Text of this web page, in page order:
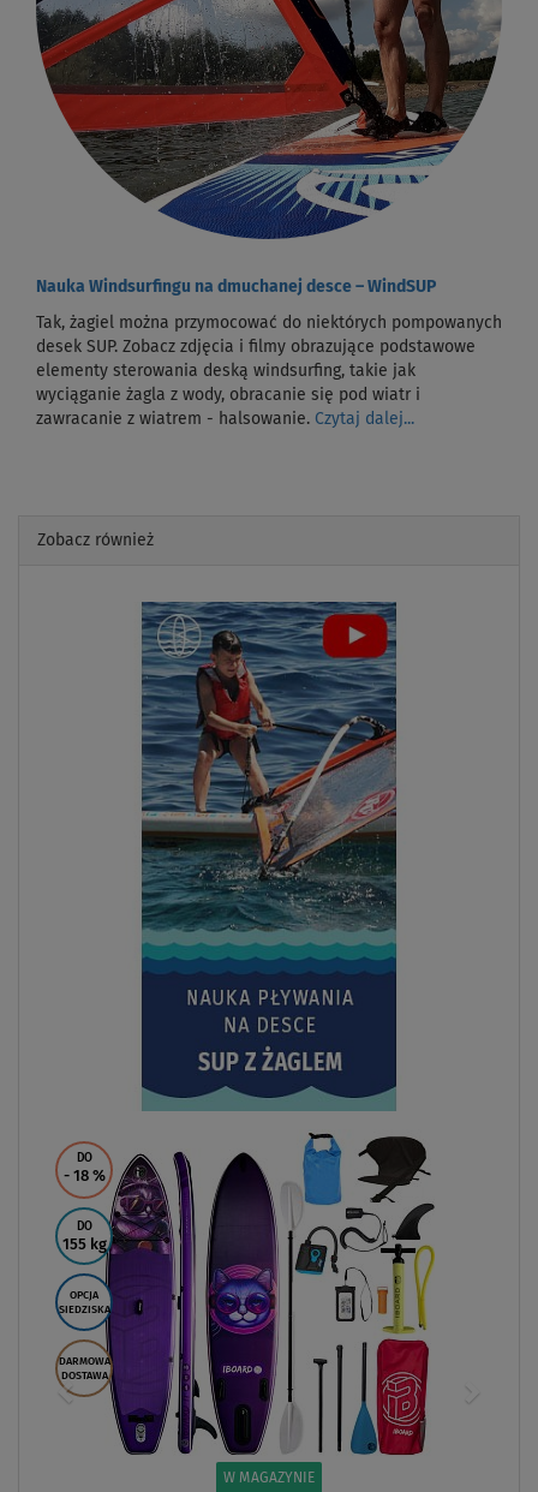
Nauka Windsurfingu na dmuchanej desce – WindSUP
Tak, żagiel można przymocować do niektórych pompowanych
desek SUP. Zobacz zdjęcia i filmy obrazujące podstawowe
elementy sterowania deską windsurfing, takie jak
wyciąganie żagla z wody, obracanie się pod wiatr i
zawracanie z wiatrem - halsowanie. Czytaj dalej...
Zobacz również
DO
- 18 %
DO
155 kg
OPCJA
SIEDZISKA
DARMOWA
DOSTAWA
W MAGAZYNIE
Previous